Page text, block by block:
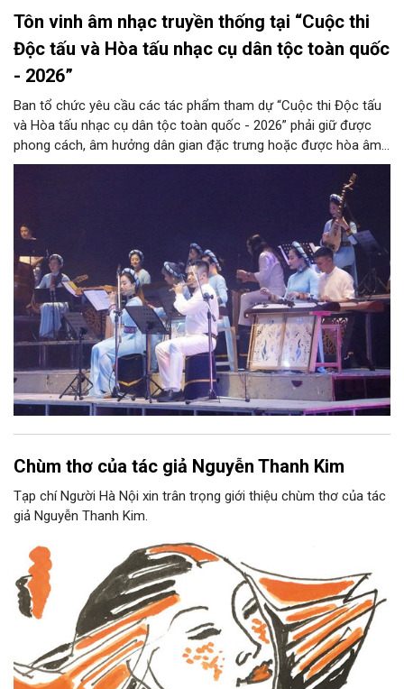
Tôn vinh âm nhạc truyền thống tại “Cuộc thi
Độc tấu và Hòa tấu nhạc cụ dân tộc toàn quốc
- 2026”
Ban tổ chức yêu cầu các tác phẩm tham dự “Cuộc thi Độc tấu
và Hòa tấu nhạc cụ dân tộc toàn quốc - 2026” phải giữ được
phong cách, âm hưởng dân gian đặc trưng hoặc được hòa âm,
phối khí mới trên nền tảng làn điệu âm nhạc truyền thống Việt
Nam, đồng thời phải được trình diễn trực tiếp bằng nhạc cụ dân
Chùm thơ của tác giả Nguyễn Thanh Kim
Tạp chí Người Hà Nội xin trân trọng giới thiệu chùm thơ của tác
giả Nguyễn Thanh Kim.